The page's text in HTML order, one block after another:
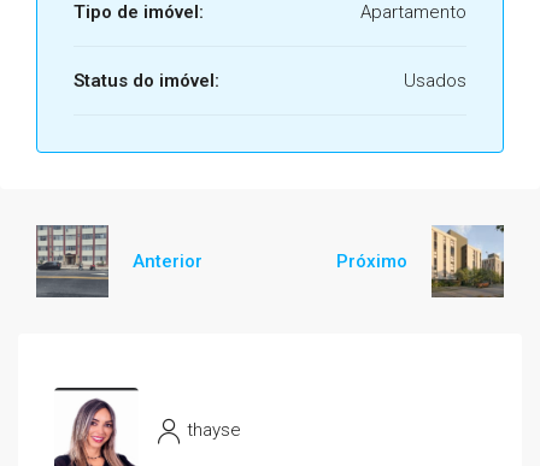
Tipo de imóvel: Apartamento
Status do imóvel: Usados
Anterior Próximo
thayse